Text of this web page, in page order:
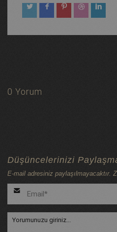
0 Yorum
Düşüncelerinizi
E-mail adresiniz paylaşılmayacaktır.